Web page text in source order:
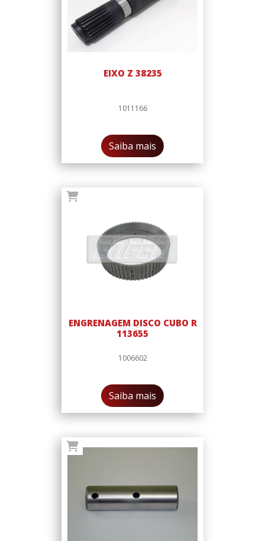
EIXO Z 38235
1011166
Saiba mais
ENGRENAGEM DISCO CUBO R
113655
1006602
Saiba mais